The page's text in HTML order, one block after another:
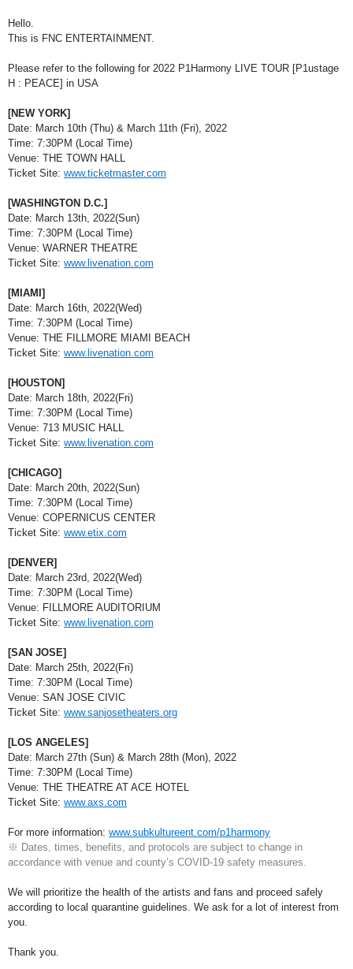
Hello.
This is FNC ENTERTAINMENT.
Please refer to the following for 2022 P1Harmony LIVE TOUR [P1ustage
H : PEACE] in USA
[NEW YORK]
Date: March 10th (Thu) & March 11th (Fri), 2022
Time: 7:30PM (Local Time)
Venue: THE TOWN HALL
Ticket Site: www.ticketmaster.com
[WASHINGTON D.C.]
Date: March 13th, 2022(Sun)
Time: 7:30PM (Local Time)
Venue: WARNER THEATRE
Ticket Site: www.livenation.com
[MIAMI]
Date: March 16th, 2022(Wed)
Time: 7:30PM (Local Time)
Venue: THE FILLMORE MIAMI BEACH
Ticket Site: www.livenation.com
[HOUSTON]
Date: March 18th, 2022(Fri)
Time: 7:30PM (Local Time)
Venue: 713 MUSIC HALL
Ticket Site: www.livenation.com
[CHICAGO]
Date: March 20th, 2022(Sun)
Time: 7:30PM (Local Time)
Venue: COPERNICUS CENTER
Ticket Site: www.etix.com
[DENVER]
Date: March 23rd, 2022(Wed)
Time: 7:30PM (Local Time)
Venue: FILLMORE AUDITORIUM
Ticket Site: www.livenation.com
[SAN JOSE]
Date: March 25th, 2022(Fri)
Time: 7:30PM (Local Time)
Venue: SAN JOSE CIVIC
Ticket Site: www.sanjosetheaters.org
[LOS ANGELES]
Date: March 27th (Sun) & March 28th (Mon), 2022
Time: 7:30PM (Local Time)
Venue: THE THEATRE AT ACE HOTEL
Ticket Site: www.axs.com
For more information: www.subkultureent.com/p1harmony
※ Dates, times, benefits, and protocols are subject to change in
accordance with venue and county’s COVID-19 safety measures.
We will prioritize the health of the artists and fans and proceed safely
according to local quarantine guidelines. We ask for a lot of interest from
you.
Thank you.